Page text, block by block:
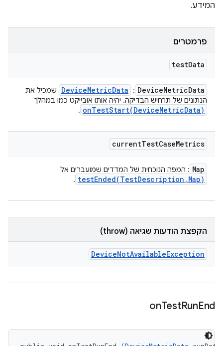
המידע.
פרמטרים
testData
DeviceMetricData
:
DeviceMetricData
שמכיל את
הנתונים של תרחיש הבדיקה. יהיה אותו אובייקט כמו במהלך
onTestStart(DeviceMetricData)
.
currentTestCaseMetrics
Map : המפה הנוכחית של המדדים שמועברים אל
testEnded(TestDescription , Map)
.
הקפצת הודעות שגיאה (throw)
DeviceNotAvailableException
onTestRunEnd